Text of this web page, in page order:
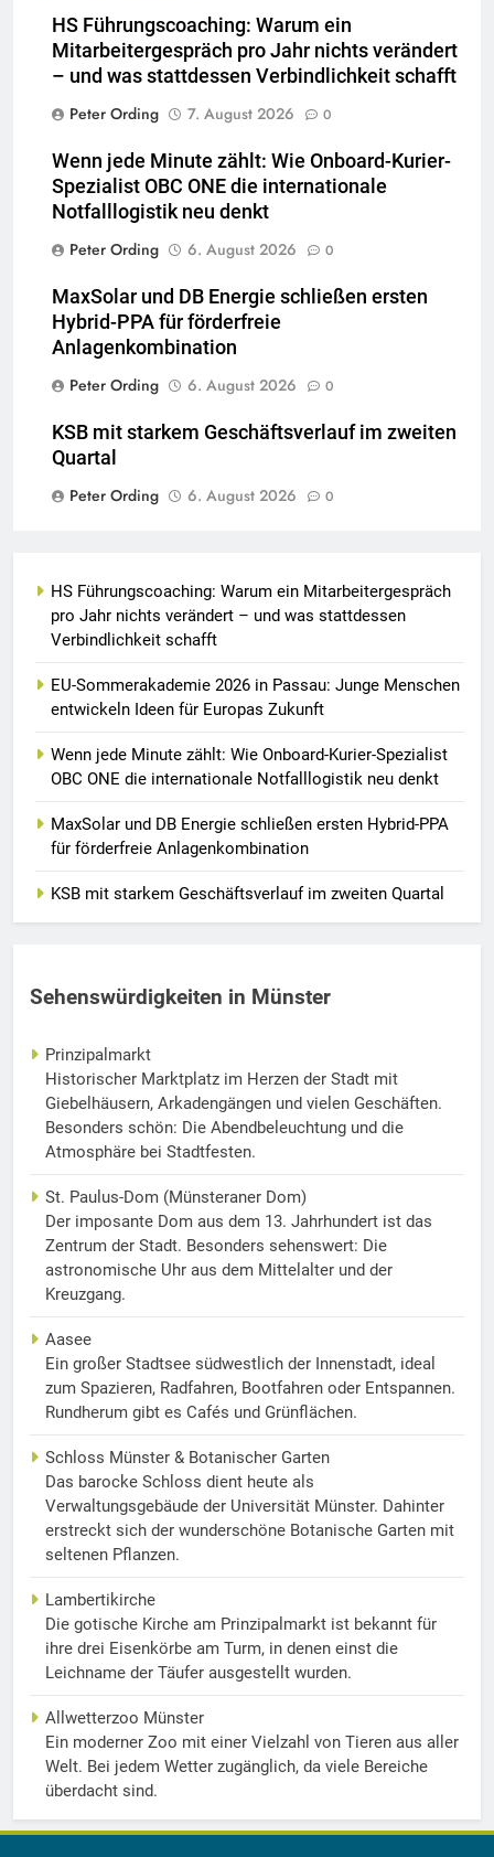
HS Führungscoaching: Warum ein
Mitarbeitergespräch pro Jahr nichts verändert
– und was stattdessen Verbindlichkeit schafft
Peter Ording
7. August 2026 0
Wenn jede Minute zählt: Wie Onboard-Kurier-
Spezialist OBC ONE die internationale
Notfalllogistik neu denkt
Peter Ording
6. August 2026 0
MaxSolar und DB Energie schließen ersten
Hybrid-PPA für förderfreie
Anlagenkombination
Peter Ording
6. August 2026 0
KSB mit starkem Geschäftsverlauf im zweiten
Quartal
Peter Ording
6. August 2026 0
HS Führungscoaching: Warum ein Mitarbeitergespräch
pro Jahr nichts verändert – und was stattdessen
Verbindlichkeit schafft
EU-Sommerakademie 2026 in Passau: Junge Menschen
entwickeln Ideen für Europas Zukunft
Wenn jede Minute zählt: Wie Onboard-Kurier-Spezialist
OBC ONE die internationale Notfalllogistik neu denkt
MaxSolar und DB Energie schließen ersten Hybrid-PPA
für förderfreie Anlagenkombination
KSB mit starkem Geschäftsverlauf im zweiten Quartal
Sehenswürdigkeiten in Münster
Prinzipalmarkt
Historischer Marktplatz im Herzen der Stadt mit
Giebelhäusern, Arkadengängen und vielen Geschäften.
Besonders schön: Die Abendbeleuchtung und die
Atmosphäre bei Stadtfesten.
St. Paulus-Dom (Münsteraner Dom)
Der imposante Dom aus dem 13. Jahrhundert ist das
Zentrum der Stadt. Besonders sehenswert: Die
astronomische Uhr aus dem Mittelalter und der
Kreuzgang.
Aasee
Ein großer Stadtsee südwestlich der Innenstadt, ideal
zum Spazieren, Radfahren, Bootfahren oder Entspannen.
Rundherum gibt es Cafés und Grünflächen.
Schloss Münster & Botanischer Garten
Das barocke Schloss dient heute als
Verwaltungsgebäude der Universität Münster. Dahinter
erstreckt sich der wunderschöne Botanische Garten mit
seltenen Pflanzen.
Lambertikirche
Die gotische Kirche am Prinzipalmarkt ist bekannt für
ihre drei Eisenkörbe am Turm, in denen einst die
Leichname der Täufer ausgestellt wurden.
Allwetterzoo Münster
Ein moderner Zoo mit einer Vielzahl von Tieren aus aller
Welt. Bei jedem Wetter zugänglich, da viele Bereiche
überdacht sind.